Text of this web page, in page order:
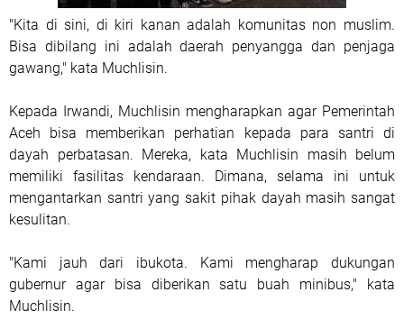
"Kita di sini, di kiri kanan adalah komunitas non muslim.
Bisa dibilang ini adalah daerah penyangga dan penjaga
gawang," kata Muchlisin.
Kepada Irwandi, Muchlisin mengharapkan agar Pemerintah
Aceh bisa memberikan perhatian kepada para santri di
dayah perbatasan. Mereka, kata Muchlisin masih belum
memiliki fasilitas kendaraan. Dimana, selama ini untuk
mengantarkan santri yang sakit pihak dayah masih sangat
kesulitan.
"Kami jauh dari ibukota. Kami mengharap dukungan
gubernur agar bisa diberikan satu buah minibus," kata
Muchlisin.